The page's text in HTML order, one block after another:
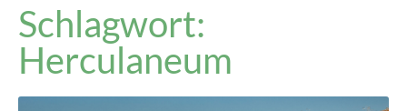
Schlagwort:
Herculaneum